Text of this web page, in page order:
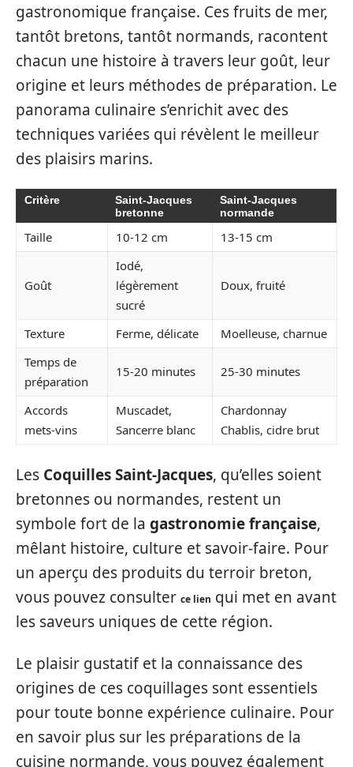
gastronomique française. Ces fruits de mer,
tantôt bretons, tantôt normands, racontent
chacun une histoire à travers leur goût, leur
origine et leurs méthodes de préparation. Le
panorama culinaire s’enrichit avec des
techniques variées qui révèlent le meilleur
des plaisirs marins.
Critère
Saint-Jacques
bretonne
Saint-Jacques
normande
Taille 10-12 cm 13-15 cm
Goût
Iodé,
légèrement
sucré
Doux, fruité
Texture Ferme, délicate
Moelleuse, charnue
Temps de
préparation
15-20 minutes 25-30 minutes
Accords
mets-vins
Muscadet,
Sancerre blanc
Chardonnay
Chablis, cidre brut
Les Coquilles Saint-Jacques, qu’elles soient
bretonnes ou normandes, restent un
symbole fort de la gastronomie française,
mêlant histoire, culture et savoir-faire. Pour
un aperçu des produits du terroir breton,
vous pouvez consulter ce lien qui met en avant
les saveurs uniques de cette région.
Le plaisir gustatif et la connaissance des
origines de ces coquillages sont essentiels
pour toute bonne expérience culinaire. Pour
en savoir plus sur les préparations de la
cuisine normande, vous pouvez également